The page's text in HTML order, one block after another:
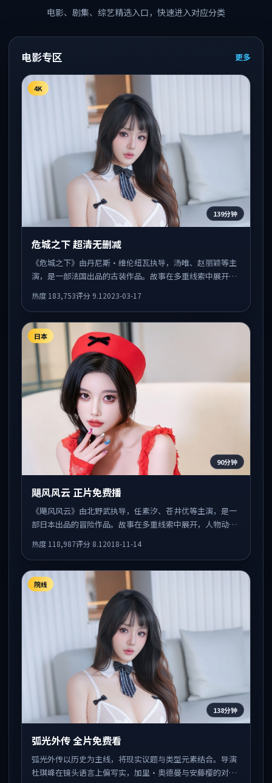
电影、剧集、综艺精选入口，快速进入对应分类
电影专区 更多
4K
139分钟
危城之下 超清无删减
《危城之下》由丹尼斯·维伦纽瓦执导，汤唯、赵丽颖等主
演，是一部法国出品的古装作品。故事在多重线索中展开，
叙事的观众。
热度 183,753评分 9.1 2023-03-17
日本
90分钟
飓风风云 正片免费播
《飓风风云》由北野武执导，任素汐、苍井优等主演，是一
部日本出品的冒险作品。故事在多重线索中展开，人物动机
众。
热度 118,987评分 8.1 2018-11-14
院线
138分钟
弧光外传 全片免费看
弧光外传以历史为主线，将现实议题与类型元素结合。导演
杜琪峰在镜头语言上偏写实，加里·奥德曼与安藤樱的对手